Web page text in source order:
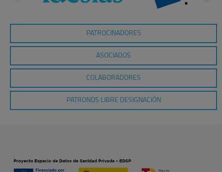
PATROCINADORES
ASOCIADOS
COLABORADORES
PATRONOS LIBRE DESIGNACIÓN